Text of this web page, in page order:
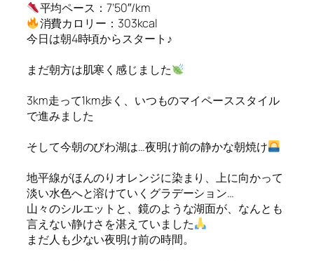
平均ペース：7’50″/km
消費カロリー：303kcal
今日は朝4時頃からスタート♪
まだ朝方は肌寒く感じました
3km走って1km歩く、いつものマイペーススタイル
で進みました
そして今朝のびわ湖は…夜明け前の静かな朝焼け
地平線がほんのりオレンジに染まり、上に向かって
淡い水色へと溶けていくグラデーション…
山々のシルエットと、鏡のような湖面が、なんとも
言えない静けさを湛えていました
まだ人も少ない夜明け前の時間。